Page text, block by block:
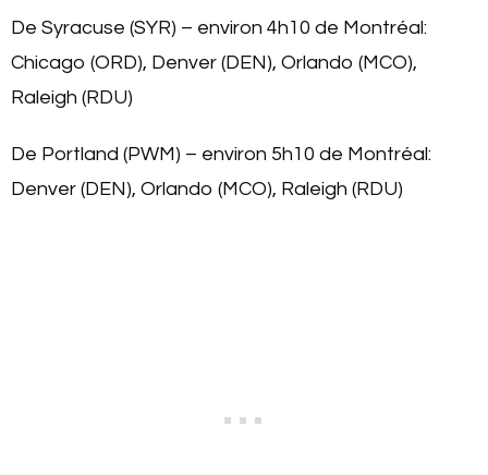
De Syracuse (SYR) – environ 4h10 de Montréal:
Chicago (ORD), Denver (DEN), Orlando (MCO),
Raleigh (RDU)
De Portland (PWM) – environ 5h10 de Montréal:
Denver (DEN), Orlando (MCO), Raleigh (RDU)